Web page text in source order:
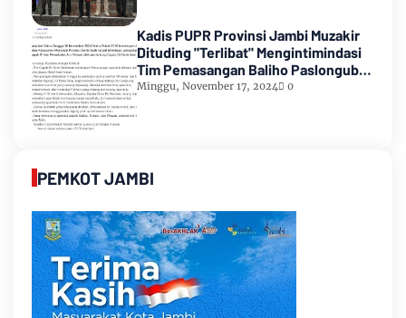
Kadis PUPR Provinsi Jambi Muzakir
Dituding "Terlibat" Mengintimindasi
Tim Pemasangan Baliho Paslongub
Romi-Sudirman
Minggu, November 17, 2024 0
PEMKOT JAMBI